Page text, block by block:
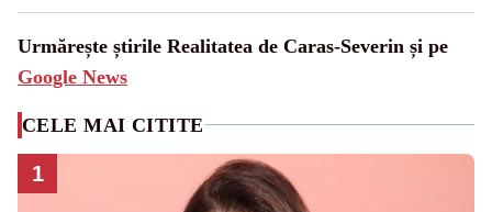
Urmărește știrile Realitatea de Caras-Severin și pe
Google News
CELE MAI CITITE
1